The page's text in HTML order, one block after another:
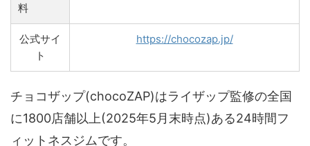
料
公式サイ
ト
https://chocozap.jp/
チョコザップ(chocoZAP)はライザップ監修の全国
に1800店舗以上(2025年5月末時点)ある24時間フ
ィットネスジムです。